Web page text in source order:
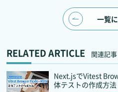
一覧
RELATED ARTICLE 関連記事
Next.jsでVitest
体テストの作成方法